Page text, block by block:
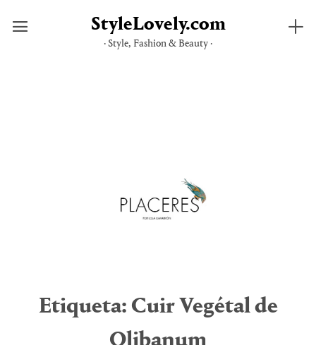
StyleLovely.com
· Style, Fashion & Beauty ·
Etiqueta: Cuir Vegétal de